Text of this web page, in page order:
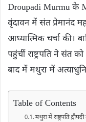
Droupadi Murmu के
वृंदावन में संत प्रेमानंद
आध्यात्मिक चर्चा की।
पहुंचीं राष्ट्रपति ने संत
बाद में मथुरा में
Table of Contents
मथुरा में राष्ट्रपति